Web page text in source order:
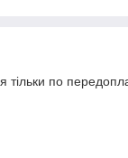
тільки по